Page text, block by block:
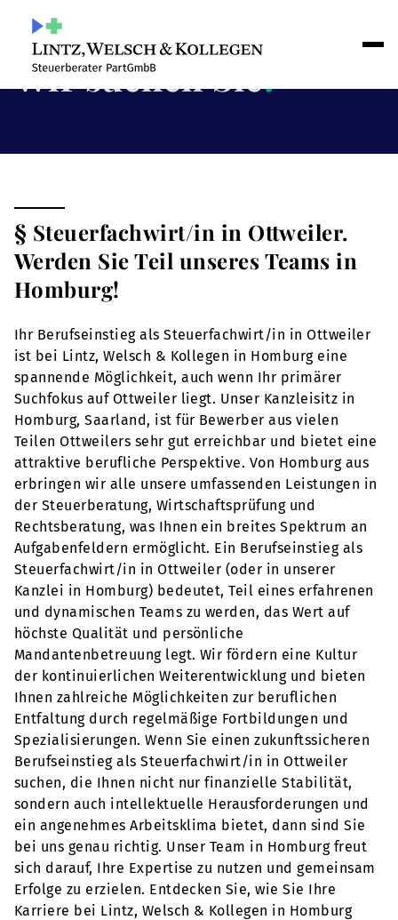
Wir suchen Sie!
§ Steuerfachwirt/in in Ottweiler.
Werden Sie Teil unseres Teams in
Homburg!
Ihr Berufseinstieg als Steuerfachwirt/in in Ottweiler
ist bei Lintz, Welsch & Kollegen in Homburg eine
spannende Möglichkeit, auch wenn Ihr primärer
Suchfokus auf Ottweiler liegt. Unser Kanzleisitz in
Homburg, Saarland, ist für Bewerber aus vielen
Teilen Ottweilers sehr gut erreichbar und bietet eine
attraktive berufliche Perspektive. Von Homburg aus
erbringen wir alle unsere umfassenden Leistungen in
der Steuerberatung, Wirtschaftsprüfung und
Rechtsberatung, was Ihnen ein breites Spektrum an
Aufgabenfeldern ermöglicht. Ein Berufseinstieg als
Steuerfachwirt/in in Ottweiler (oder in unserer
Kanzlei in Homburg) bedeutet, Teil eines erfahrenen
und dynamischen Teams zu werden, das Wert auf
höchste Qualität und persönliche
Mandantenbetreuung legt. Wir fördern eine Kultur
der kontinuierlichen Weiterentwicklung und bieten
Ihnen zahlreiche Möglichkeiten zur beruflichen
Entfaltung durch regelmäßige Fortbildungen und
Spezialisierungen. Wenn Sie einen zukunftssicheren
Berufseinstieg als Steuerfachwirt/in in Ottweiler
suchen, die Ihnen nicht nur finanzielle Stabilität,
sondern auch intellektuelle Herausforderungen und
ein angenehmes Arbeitsklima bietet, dann sind Sie
bei uns genau richtig. Unser Team in Homburg freut
sich darauf, Ihre Expertise zu nutzen und gemeinsam
Erfolge zu erzielen. Entdecken Sie, wie Sie Ihre
Karriere bei Lintz, Welsch & Kollegen in Homburg